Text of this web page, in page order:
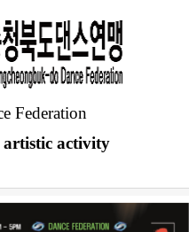
Federation
artistic activity​